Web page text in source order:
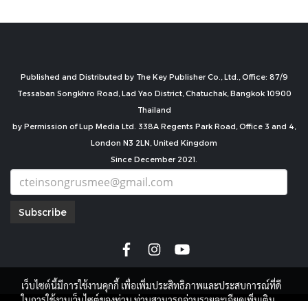
Published and Distributed by The Key Publisher Co., Ltd., Office: 87/9
Tessaban Songkhro Road, Lad Yao District, Chatuchak, Bangkok 10900
Thailand
by Permission of Lup Media Ltd. 338A Regents Park Road, Office 3 and 4,
London N3 2LN, United Kingdom
Since December 2021.
Subscribe
เว็บไซต์นี้มีการใช้งานคุกกี้ เพื่อเพิ่มประสิทธิภาพและประสบการณ์ที่ดี